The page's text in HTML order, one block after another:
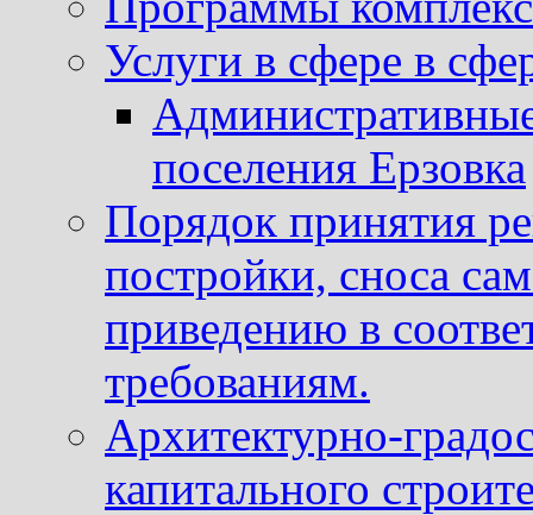
Услуги в сфере в
поселения Ерзовка
Порядок принятия
постройки, сноса
приведению в
требованиям.
Архитектурно-
капитального